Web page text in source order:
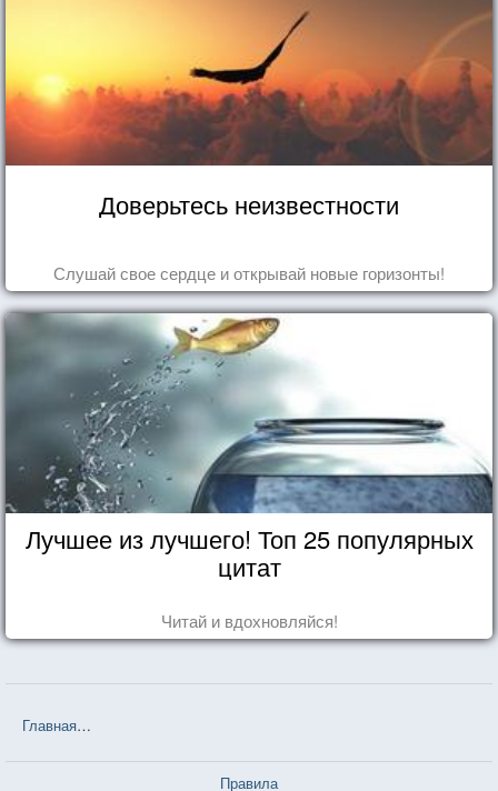
Доверьтесь неизвестности
Слушай свое сердце и открывай новые горизонты!
Лучшее из лучшего! Топ 25 популярных
цитат
Читай и вдохновляйся!
Главная
Правила